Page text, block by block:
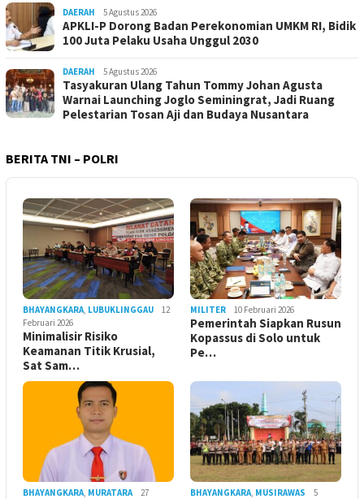
DAERAH 5 Agustus 2026
APKLI-P Dorong Badan Perekonomian UMKM RI, Bidik
100 Juta Pelaku Usaha Unggul 2030
DAERAH 5 Agustus 2026
Tasyakuran Ulang Tahun Tommy Johan Agusta
Warnai Launching Joglo Seminingrat, Jadi Ruang
Pelestarian Tosan Aji dan Budaya Nusantara
BERITA TNI – POLRI
BHAYANGKARA, LUBUKLINGGAU
12
Februari 2026
Minimalisir Risiko
Keamanan Titik Krusial,
Sat Sam…
MILITER 10 Februari 2026
Pemerintah Siapkan Rusun
Kopassus di Solo untuk
Pe…
BHAYANGKARA, MURATARA
27
BHAYANGKARA, MUSIRAWAS
5